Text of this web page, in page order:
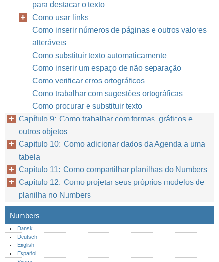
para destacar o texto
Como usar links
Como inserir números de páginas e outros valores
alteráveis
Como substituir texto automaticamente
Como inserir um espaço de não separação
Como verificar erros ortográficos
Como trabalhar com sugestões ortográficas
Como procurar e substituir texto
Capítulo 9: Como trabalhar com formas, gráficos e
outros objetos
Capítulo 10: Como adicionar dados da Agenda a uma
tabela
Capítulo 11: Como compartilhar planilhas do Numbers
Capítulo 12: Como projetar seus próprios modelos de
planilha no Numbers
Numbers
Dansk
Deutsch
English
Español